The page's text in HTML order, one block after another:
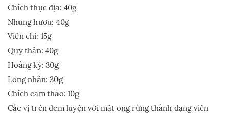
Chích thục địa: 40g
Nhung hươu: 40g
Viễn chí: 15g
Quy thân: 40g
Hoàng kỳ: 30g
Long nhãn: 30g
Chích cam thảo: 10g
Các vị trên đem luyện với mật ong rừng thành dạng viên